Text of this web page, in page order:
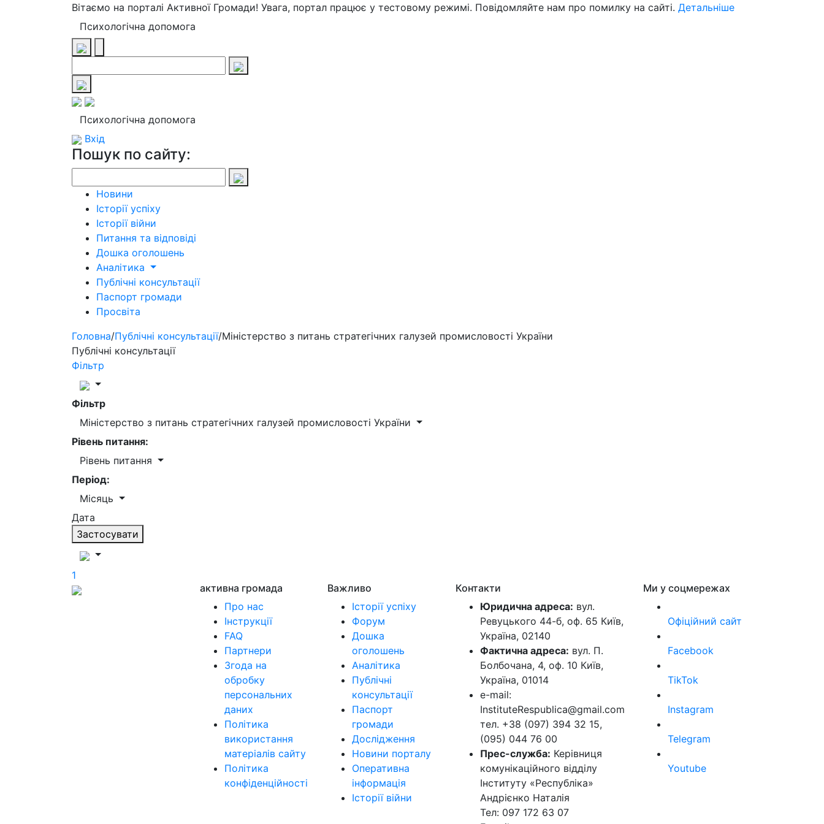
Вітаємо на порталі Активної Громади! Увага, портал працює у тестовому режимі. Повідомляйте нам про помилку на сайті. Детальніше
Психологічна допомога
Психологічна допомога
Вхід
Пошук по сайту:
Новини
Історії успіху
Історії війни
Питання та відповіді
Дошка оголошень
Аналітика
Публічні консультації
Паспорт громади
Просвіта
Головна/Публічні консультації/Міністерство з питань стратегічних галузей промисловості України
Публічні консультації
Фільтр
Фільтр
Міністерство з питань стратегічних галузей промисловості України
Рівень питання:
Рівень питання
Період:
Місяць
Дата
Застосувати
1
активна громада
Про нас
Інструкції
FAQ
Партнери
Згода на
обробку
персональних
даних
Політика
використання
матеріалів сайту
Політика
конфіденційності
Важливо
Історії успіху
Форум
Дошка
оголошень
Аналітика
Публічні
консультації
Паспорт
громади
Дослідження
Новини порталу
Оперативна
інформація
Історії війни
Контакти
Юридична адреса: вул.
Ревуцького 44-б, оф. 65 Київ,
Україна, 02140
Фактична адреса: вул. П.
Болбочана, 4, оф. 10 Київ,
Україна, 01014
e-mail:
InstituteRespublica@gmail.com
тел. +38 (097) 394 32 15,
(095) 044 76 00
Прес-служба: Керівниця
комунікаційного відділу
Інституту «Республіка»
Андрієнко Наталія
Тел: 097 172 63 07
Ми у соцмережах
Офіційний сайт
Facebook
TikTok
Instagram
Telegram
Youtube